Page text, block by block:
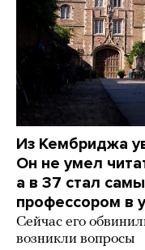
Из Кембриджа
Он не умел
а в 37 стал
профессором в
Сейчас его
возникли вопросы